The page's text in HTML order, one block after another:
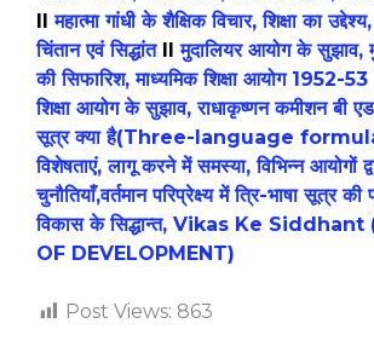
IIमहात्मा गांधी के शैक्षिक विचार, शिक्षा का
चिंतान एवं सिद्धांतIIमुदालियर आयोग के सुझाव,
की सिफारिश, माध्यमिक शिक्षा आयोग 1952-53
शिक्षा आयोग के सुझाव, राधाकृष्णन कमीशन बी
सूत्र क्या है(Three-language
विशेषताएं, लागू करने में समस्या, विभिन्न आयोगों
चुनौतियाँ,वर्तमान परिप्रेक्ष्य में त्रि-भाषा सूत्र की
विकास के सिद्धान्त, Vikas Ke Siddhant
OF DEVELOPMENT)
Post Views: 863